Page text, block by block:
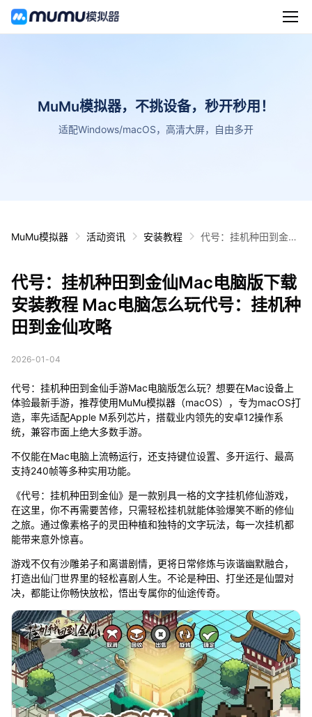
MuMu模拟器，不挑设备，秒开秒用！
适配Windows/macOS，高清大屏，自由多开
MuMu模拟器 活动资讯 安装教程
代号：挂机种田到金仙
号：挂机种田到金仙攻
略
代号：挂机种田到金仙Mac电脑版下载
安装教程 Mac电脑怎么玩代号：挂机种
田到金仙攻略
2026-01-04
代号：挂机种田到金仙手游Mac电脑版怎么玩？想要在Mac设备上
体验最新手游，推荐使用MuMu模拟器（macOS），专为macOS打
造，率先适配Apple M系列芯片，搭载业内领先的安卓12操作系
统，兼容市面上绝大多数手游。
不仅能在Mac电脑上流畅运行，还支持键位设置、多开运行、最高
支持240帧等多种实用功能。
《代号：挂机种田到金仙》是一款别具一格的文字挂机修仙游戏，
在这里，你不再需要苦修，只需轻松挂机就能体验爆笑不断的修仙
之旅。通过像素格子的灵田种植和独特的文字玩法，每一次挂机都
能带来意外惊喜。
游戏不仅有沙雕弟子和离谱剧情，更将日常修炼与诙谐幽默融合，
打造出仙门世界里的轻松喜剧人生。不论是种田、打坐还是仙盟对
决，都能让你畅快放松，悟出专属你的仙途传奇。